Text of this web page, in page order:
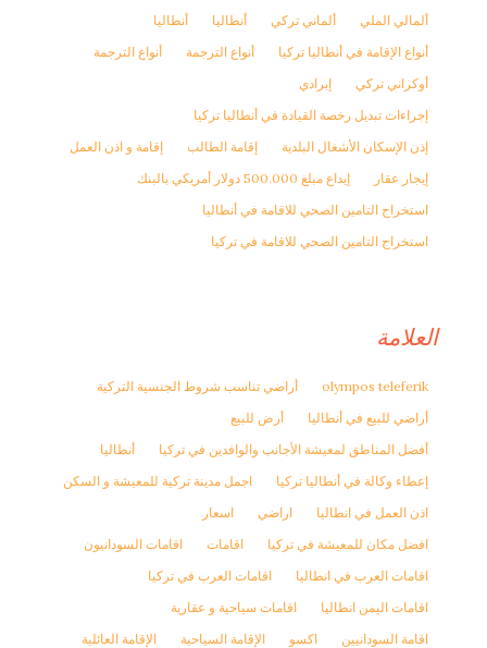
ألمالي الملي
ألماني تركي أنطاليا
أنطاليا
أنواع الإقامة في أنطاليا تركيا
أنواع الترجمة
أنواع الترجمة
أوكراني تركي
إبرادي
إجراءات تبديل رخصة القيادة في أنطاليا تركيا
إذن الإسكان الأشغال البلدية
إقامة الطالب
إقامة و اذن العمل
إيجار عقار
إيداع مبلغ 500.000 دولار أمريكي بالبنك
استخراج التامين الصحي للاقامة في أنطاليا
استخراج التامين الصحي للاقامة في تركيا
العلامة
olympos teleferik
أراضي تناسب شروط الجنسية التركية
أراضي للبيع في أنطاليا
أرض للبيع
أفضل المناطق لمعيشة الأجانب والوافدين في تركيا
أنطاليا
إعطاء وكالة في أنطاليا تركيا
اجمل مدينة تركية للمعيشة و السكن
اذن العمل في انطاليا
اراضي
اسعار
افضل مكان للمعيشة في تركيا
اقامات
اقامات السودانيون
اقامات العرب في انطاليا
اقامات العرب في تركيا
اقامات اليمن انطاليا
اقامات سياحية و عقارية
اقامة السودانيين
اكسو الإقامة السياحية الإقامة العائلية